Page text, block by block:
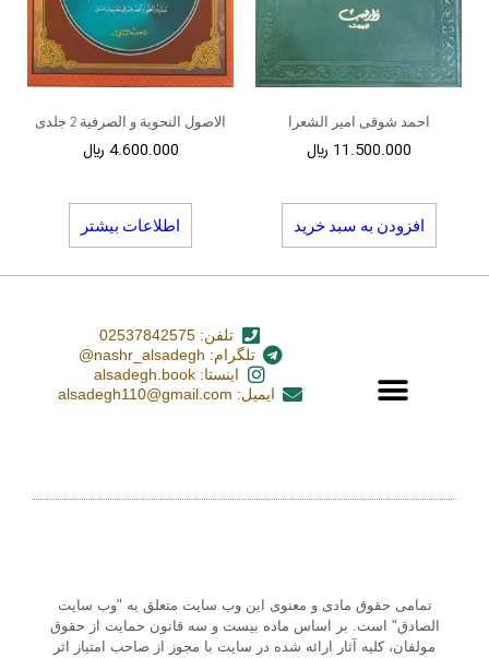
احمد شوقی امیر الشعرا
11.500.000 ﷼
افزودن به سبد خرید
الاصول النحویة و الصرفیة 2 جلدی
4.600.000 ﷼
اطلاعات بیشتر
تلفن: 02537842575
تلگرام: nashr_alsadegh@
اینستا: alsadegh.book
ایمیل: alsadegh110@gmail.com
تمامی حقوق مادی و معنوی این وب سایت متعلق به "وب سایت
الصادق" است. بر اساس ماده بیست و سه قانون حمایت از حقوق
مولفان، کلیه آثار ارائه شده در سایت با مجوز از صاحب امتیاز اثر